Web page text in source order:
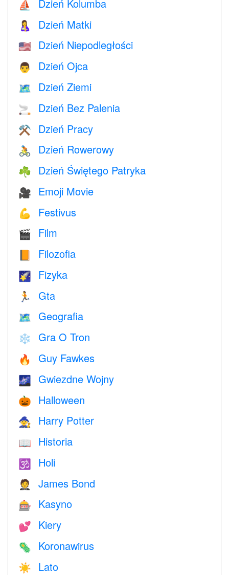
⛵️ Dzień Kolumba
🤱 Dzień Matki
🇺🇸 Dzień Niepodległości
👨 Dzień Ojca
🗺️ Dzień Ziemi
🚬 Dzień Bez Palenia
⚒️ Dzień Pracy
🚴 Dzień Rowerowy
☘️ Dzień Świętego Patryka
🎥 Emoji Movie
💪 Festivus
🎬 Film
📙 Filozofia
🌠 Fizyka
🏃 Gta
🗺 Geografia
❄️ Gra O Tron
🔥 Guy Fawkes
🌌 Gwiezdne Wojny
🎃 Halloween
🧙 Harry Potter
📖 Historia
🕉 Holi
🤵 James Bond
🎰 Kasyno
💕 Kiery
🦠 Koronawirus
☀️ Lato